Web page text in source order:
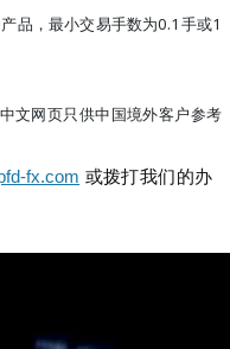
品，最小交易手数为0.1手或1
文网页只供中国境外客户参考
fx.com 或拨打我们的办